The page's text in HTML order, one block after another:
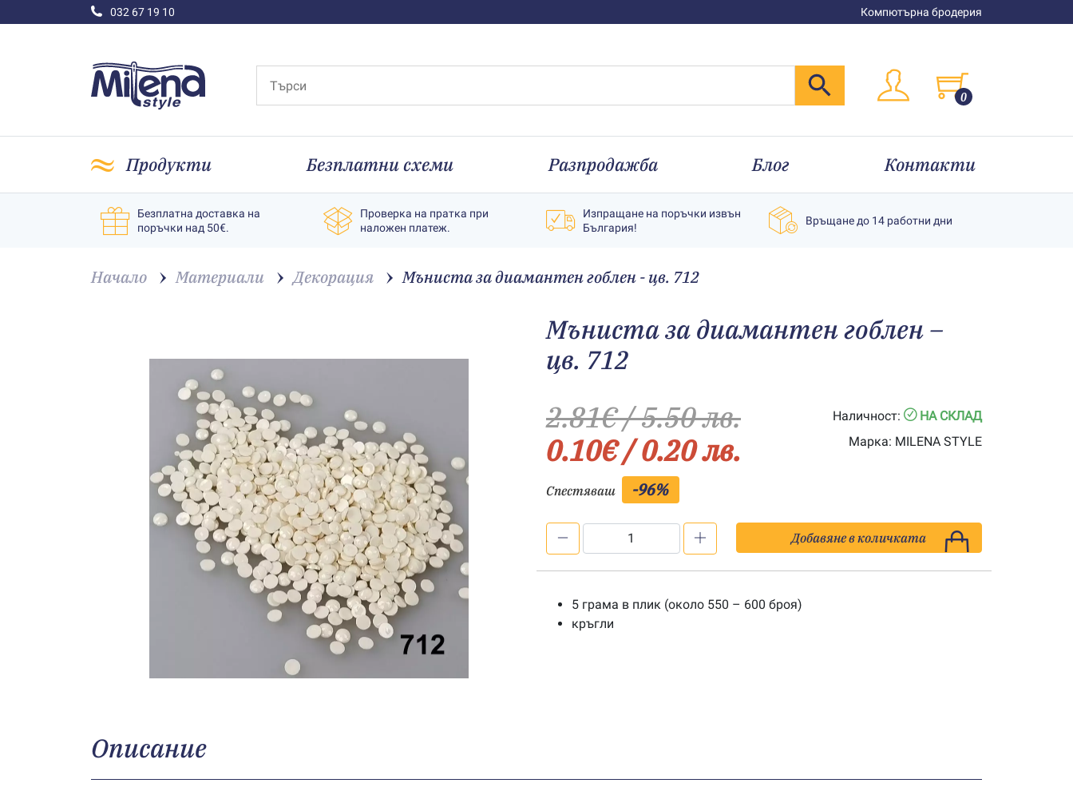
032 67 19 10 Компютърна бродерия
0
Продукти Безплатни схеми Разпродажба Блог Контакти
Безплатна доставка на
поръчки над 50€.
Проверка на пратка при
наложен платеж.
Изпращане на поръчки извън
България!
Връщане до 14 работни дни
Начало Материали Декорация Мъниста за диамантен гоблен - цв. 712
Мъниста за диамантен гоблен –
цв. 712
2.81€/ 5.50 лв.
0.10€/ 0.20 лв.
Спестяваш -96%
Наличност:
НА СКЛАД
Марка: MILENA STYLE
за
диамантен
Добавяне в количката
5 грама в плик (около 550 – 600 броя)
кръгли
Описание